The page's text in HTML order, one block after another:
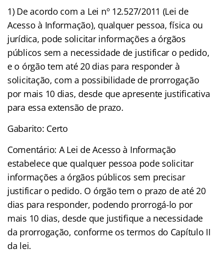
1) De acordo com a Lei nº 12.527/2011 (Lei de
Acesso à Informação), qualquer pessoa, física ou
jurídica, pode solicitar informações a órgãos
públicos sem a necessidade de justificar o pedido,
e o órgão tem até 20 dias para responder à
solicitação, com a possibilidade de prorrogação
por mais 10 dias, desde que apresente justificativa
para essa extensão de prazo.
Gabarito: Certo
Comentário: A Lei de Acesso à Informação
estabelece que qualquer pessoa pode solicitar
informações a órgãos públicos sem precisar
justificar o pedido. O órgão tem o prazo de até 20
dias para responder, podendo prorrogá-lo por
mais 10 dias, desde que justifique a necessidade
da prorrogação, conforme os termos do Capítulo II
da lei.